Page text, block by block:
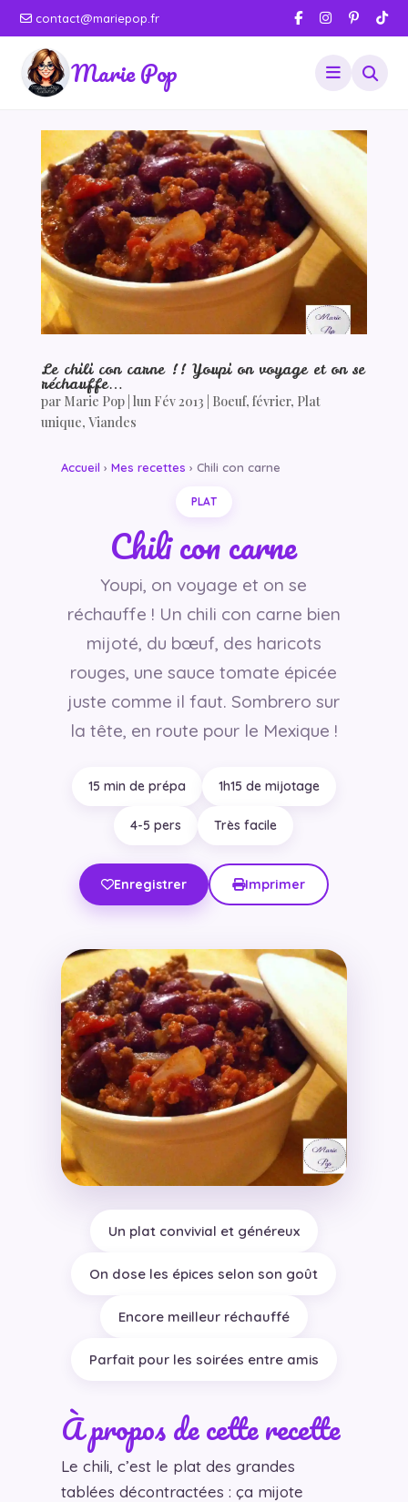
contact@mariepop.fr
Marie Pop
Le chili con carne !! Youpi on voyage et on se
réchauffe…
par Marie Pop| lun Fév 2013 Boeuf, février, Plat
unique, Viandes
Accueil › Mes recettes › Chili con carne
PLAT
Chili con carne
Youpi, on voyage et on se
réchauffe ! Un chili con carne bien
mijoté, du bœuf, des haricots
rouges, une sauce tomate épicée
juste comme il faut. Sombrero sur
la tête, en route pour le Mexique !
15 min de prépa 1h15 de mijotage
4-5 pers Très facile
Enregistrer Imprimer
Un plat convivial et généreux
On dose les épices selon son goût
Encore meilleur réchauffé
Parfait pour les soirées entre amis
À propos de cette recette
Le chili, c’est le plat des grandes
tablées décontractées : ça mijote